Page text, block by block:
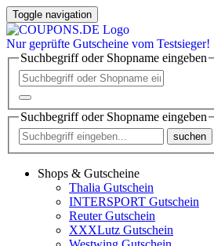
Toggle navigation
Nur geprüfte Gutscheine vom Testsieger!
Suchbegriff oder Shopname eingeben
Suchbegriff oder Shopname eingeben
suchen
Shops & Gutscheine
Thalia Gutschein
INTERSPORT Gutschein
Reuter Gutschein
XXXLutz Gutschein